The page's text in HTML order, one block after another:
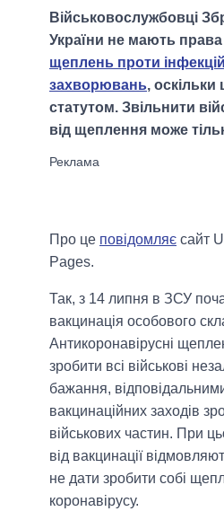
Військовослужбовці
України не мають права
щеплень проти
захворювань,
статутом. Звільнити
від щеплення може
Про це повідомляє сайт
Pages.
Так, з 14 липня в ЗСУ
вакцинація особового
Антикоронавірусні
зробити всі військові
бажання,
вакцинаційних заходів
військових частин. При
від вакцинації
не дати зробити собі
коронавірусу.